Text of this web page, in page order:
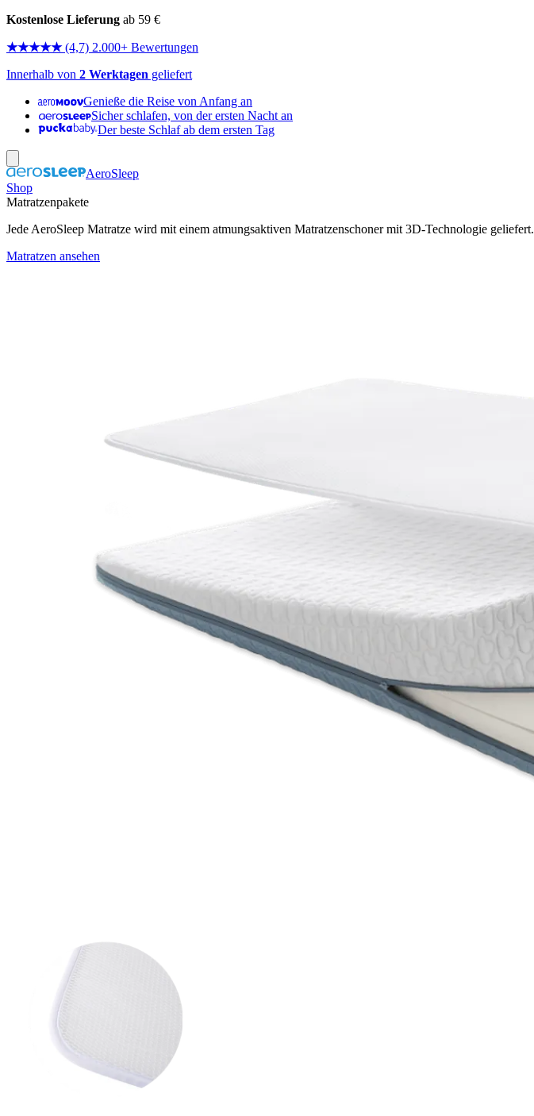
Kostenlose Lieferung ab 59 €
★★★★★ (4,7) 2.000+ Bewertungen
Innerhalb von 2 Werktagen geliefert
Genieße die Reise von Anfang an
Sicher schlafen, von der ersten Nacht an
Der beste Schlaf ab dem ersten Tag
AeroSleep
Shop
Matratzenpakete
Jede AeroSleep Matratze wird mit einem atmungsaktiven Matratzenschoner mit 3D-Technologie geliefert.
Matratzen ansehen